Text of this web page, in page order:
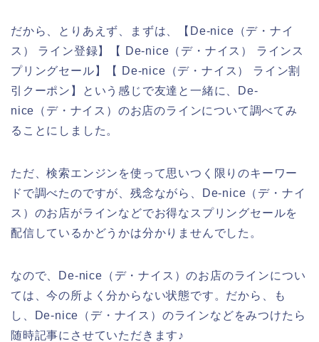
だから、とりあえず、まずは、【De-nice（デ・ナイ
ス） ライン登録】【 De-nice（デ・ナイス） ラインス
プリングセール】【 De-nice（デ・ナイス） ライン割
引クーポン】という感じで友達と一緒に、De-
nice（デ・ナイス）のお店のラインについて調べてみ
ることにしました。
ただ、検索エンジンを使って思いつく限りのキーワー
ドで調べたのですが、残念ながら、De-nice（デ・ナイ
ス）のお店がラインなどでお得なスプリングセールを
配信しているかどうかは分かりませんでした。
なので、De-nice（デ・ナイス）のお店のラインについ
ては、今の所よく分からない状態です。だから、も
し、De-nice（デ・ナイス）のラインなどをみつけたら
随時記事にさせていただきます♪